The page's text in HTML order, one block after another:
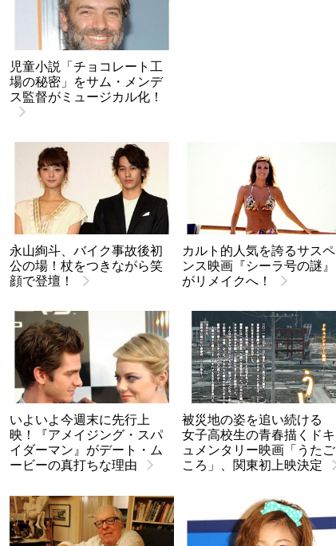
児童小説「チョコレート工
場の秘密」をサム・メンデ
ス監督がミュージカル化！
永山絢斗、バイク事故後初
公の場！杖をつきながら笑
顔で登壇！
カルト的人気を誇るサスペ
ンス映画『シーラ号の謎』
がリメイクへ！
いよいよ今週末に先行上
映！『アメイジング・スパ
イダーマン』がデート・ム
ービーの真打ちな理由
被災地の姿を追い続ける
女子高校生の青春描くドキ
ュメンタリー映画「うたご
ころ」、関東初上映決定